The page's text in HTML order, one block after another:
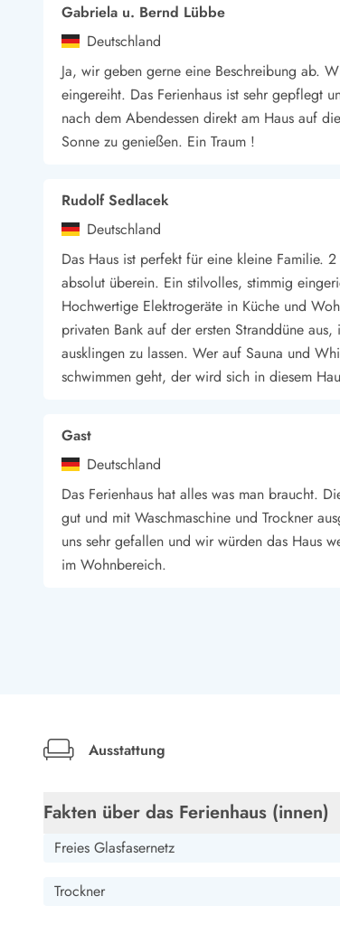
Schwimmhallen und Badeländer
Golfen in Dänemark
Fitnesscenter in Dänemark
Fahrradfahren in Dänemark
Reiten in Dänemark
Surfen in Dänemark
Wandern in Dänemark
Kultur in Dänemark
Historische Museen
Sehenswürdigkeiten
Kunstmuseen
Kunsthandwerk und Galerien
Essen und Trinken
Einkaufen und Shopping
Weihnachten in Dänemark
Heiraten in Dänemark
Esmark Bjerregard Esmark Sondervig Esmark Houstrup
Kontakt & Öffnungszeiten
Qualität seit 1965
Impressum
Gabriela u. Bernd Lübbe
Deutschland
Ja, wir geben gerne eine Beschreibung ab.
eingereiht. Das Ferienhaus ist sehr gepflegt
nach dem Abendessen direkt am Haus auf
Sonne zu genießen. Ein Traum !
Rudolf Sedlacek
Deutschland
Das Haus ist perfekt für eine kleine Familie.
absolut überein. Ein stilvolles, stimmig
Hochwertige Elektrogeräte in Küche und
privaten Bank auf der ersten Stranddüne
ausklingen zu lassen. Wer auf Sauna und
schwimmen geht, der wird sich in diesem
Gast
Deutschland
Das Ferienhaus hat alles was man braucht.
gut und mit Waschmaschine und Trockner
uns sehr gefallen und wir würden das Haus
im Wohnbereich.
Haus und den Strand auf jeden Fall
Anbieter wie immer top. Freundliche
Gast
Deutschland
Ausstattung
Fakten über das Ferienhaus (innen)
Freies Glasfasernetz
Trockner